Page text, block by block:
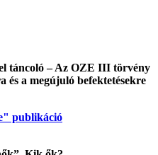
táncoló – Az OZE III törvény
és a megújuló befektetésekre
publikáció